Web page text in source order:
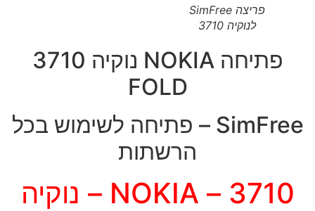
פריצה SimFree
לנוקיה 3710
פתיחה NOKIA נוקיה 3710
FOLD
SimFree – פתיחה לשימוש בכל
הרשתות
3710 – NOKIA – נוקיה